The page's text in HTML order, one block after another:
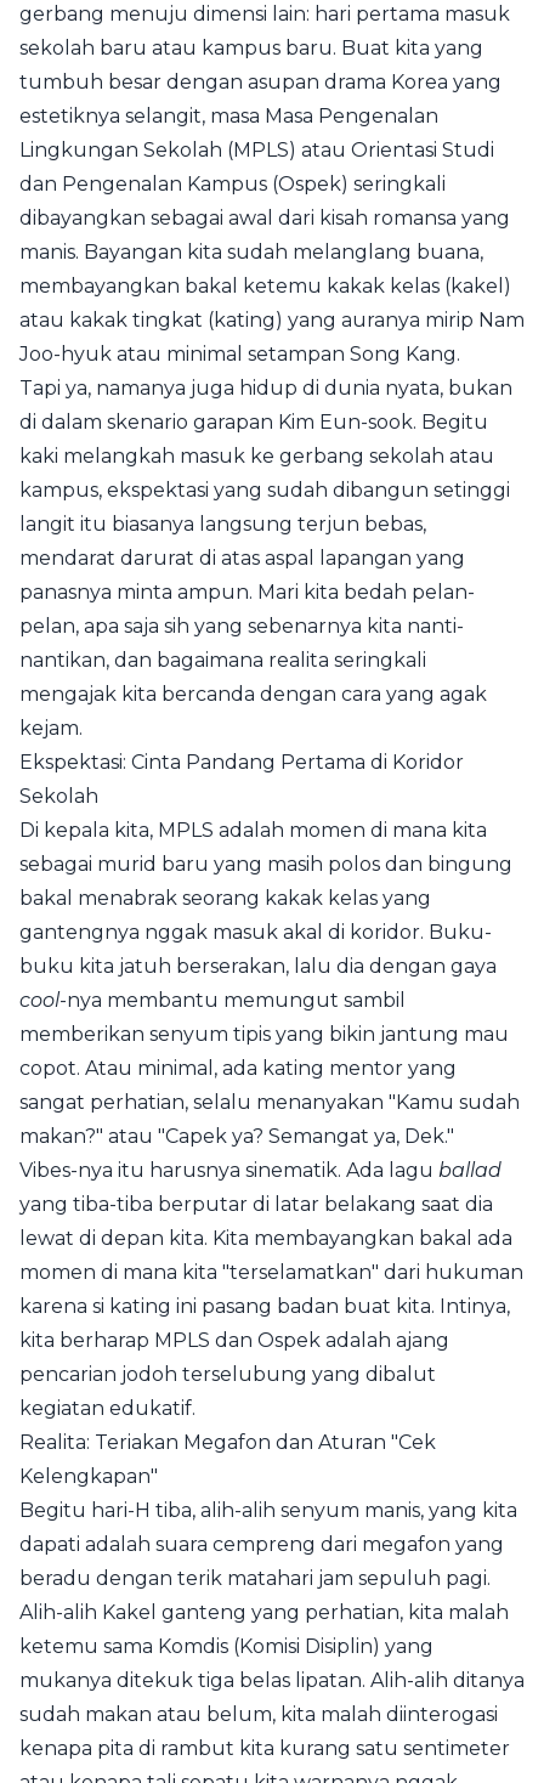
gerbang menuju dimensi lain: hari pertama masuk
sekolah baru atau kampus baru. Buat kita yang
tumbuh besar dengan asupan drama Korea yang
estetiknya selangit, masa Masa Pengenalan
Lingkungan Sekolah (MPLS) atau Orientasi Studi
dan Pengenalan Kampus (Ospek) seringkali
dibayangkan sebagai awal dari kisah romansa yang
manis. Bayangan kita sudah melanglang buana,
membayangkan bakal ketemu kakak kelas (kakel)
atau kakak tingkat (kating) yang auranya mirip Nam
Joo-hyuk atau minimal setampan Song Kang.
Tapi ya, namanya juga hidup di dunia nyata, bukan
di dalam skenario garapan Kim Eun-sook. Begitu
kaki melangkah masuk ke gerbang sekolah atau
kampus, ekspektasi yang sudah dibangun setinggi
langit itu biasanya langsung terjun bebas,
mendarat darurat di atas aspal lapangan yang
panasnya minta ampun. Mari kita bedah pelan-
pelan, apa saja sih yang sebenarnya kita nanti-
nantikan, dan bagaimana realita seringkali
mengajak kita bercanda dengan cara yang agak
kejam.
Ekspektasi: Cinta Pandang Pertama di Koridor
Sekolah
Di kepala kita, MPLS adalah momen di mana kita
sebagai murid baru yang masih polos dan bingung
bakal menabrak seorang kakak kelas yang
gantengnya nggak masuk akal di koridor. Buku-
buku kita jatuh berserakan, lalu dia dengan gaya
cool-nya membantu memungut sambil
memberikan senyum tipis yang bikin jantung mau
copot. Atau minimal, ada kating mentor yang
sangat perhatian, selalu menanyakan "Kamu sudah
makan?" atau "Capek ya? Semangat ya, Dek."
Vibes-nya itu harusnya sinematik. Ada lagu ballad
yang tiba-tiba berputar di latar belakang saat dia
lewat di depan kita. Kita membayangkan bakal ada
momen di mana kita "terselamatkan" dari hukuman
karena si kating ini pasang badan buat kita. Intinya,
kita berharap MPLS dan Ospek adalah ajang
pencarian jodoh terselubung yang dibalut
kegiatan edukatif.
Realita: Teriakan Megafon dan Aturan "Cek
Kelengkapan"
Begitu hari-H tiba, alih-alih senyum manis, yang kita
dapati adalah suara cempreng dari megafon yang
beradu dengan terik matahari jam sepuluh pagi.
Alih-alih Kakel ganteng yang perhatian, kita malah
ketemu sama Komdis (Komisi Disiplin) yang
mukanya ditekuk tiga belas lipatan. Alih-alih ditanya
sudah makan atau belum, kita malah diinterogasi
kenapa pita di rambut kita kurang satu sentimeter